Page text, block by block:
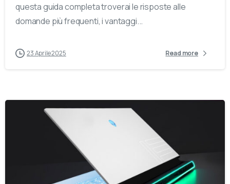
questa guida completa troverai le risposte alle
domande più frequenti, i vantaggi...
23 Aprile 2025 Read more